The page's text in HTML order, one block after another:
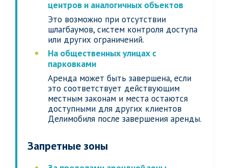
центров и аналогичных объектов
Это возможно при отсутствии
шлагбаумов, систем контроля доступа
или других ограничений.
На общественных улицах с
парковками
Аренда может быть завершена, если
это соответствует действующим
местным законам и места остаются
доступными для других клиентов
Делимобиля после завершения аренды.
Запретные зоны